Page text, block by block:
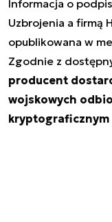
Informacja o
Uzbrojenia a firmą
opublikowana w
Zgodnie z
producent
wojskowych
kryptograficznym